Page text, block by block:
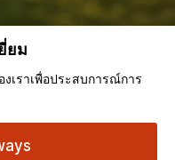
ยม
เราเพื่อประสบการณ์การ